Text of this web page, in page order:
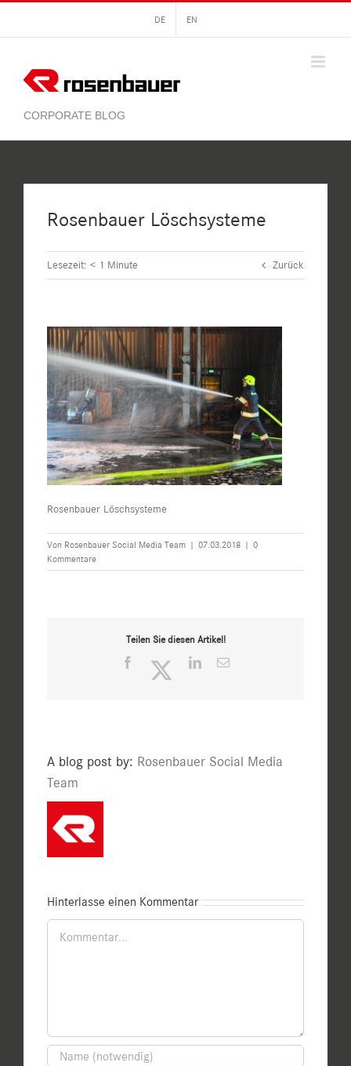
springen
DE EN
Rosenbauer Löschsysteme
Lesezeit: < 1 Minute Zurück
Rosenbauer Löschsysteme
Von Rosenbauer Social Media Team | 07.03.2018 | 0
Kommentare
Teilen Sie diesen Artikel!
Facebook TwitterLinkedIn
E-
A blog post by: Rosenbauer Social Media
Team
Hinterlasse einen Kommentar
Kommentar